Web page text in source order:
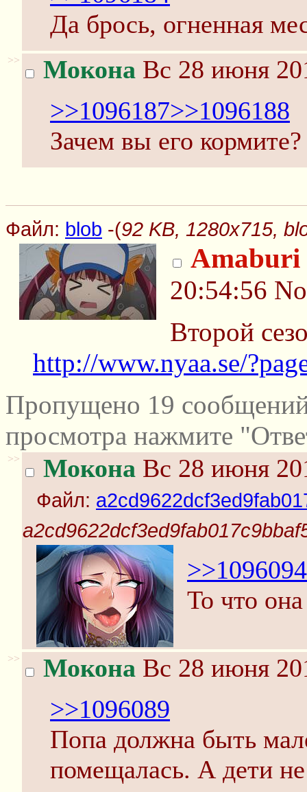
Да брось, огненная
>> Мокона Вс 28 июня
>>1096187>>1096188
Зачем вы его кормите?
Файл: blob -(92 KB, 1280x715,
Amaburi
20:54:56
Второй
http://www.nyaa.se/
Пропущено 19
просмотра нажмите
>> Мокона Вс 28 июня
Файл:
>>1096094
То что
>> Мокона Вс 28 июня
>>1096089
Попа должна быть
помещалась. А дети